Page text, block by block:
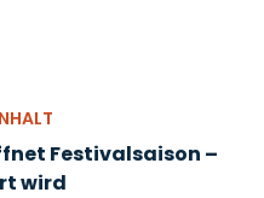
Festivalsaison –
wird